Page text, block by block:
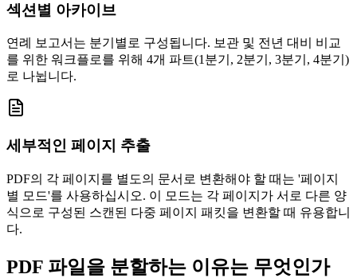
섹션별 아카이브
연례 보고서는 분기별로 구성됩니다. 보관 및 전년 대비 비교
를 위한 워크플로를 위해 4개 파트(1분기, 2분기, 3분기, 4분기)
로 나뉩니다.
세부적인 페이지 추출
PDF의 각 페이지를 별도의 문서로 변환해야 할 때는 '페이지
별 모드'를 사용하십시오. 이 모드는 각 페이지가 서로 다른 양
식으로 구성된 스캔된 다중 페이지 패킷을 변환할 때 유용합니
다.
PDF 파일을 분할하는 이유는 무엇인가